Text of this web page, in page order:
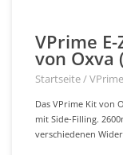
VPrime
von Oxva
Startseite/
Das VPrime Kit von
mit Side-Filling.
verschiedenen